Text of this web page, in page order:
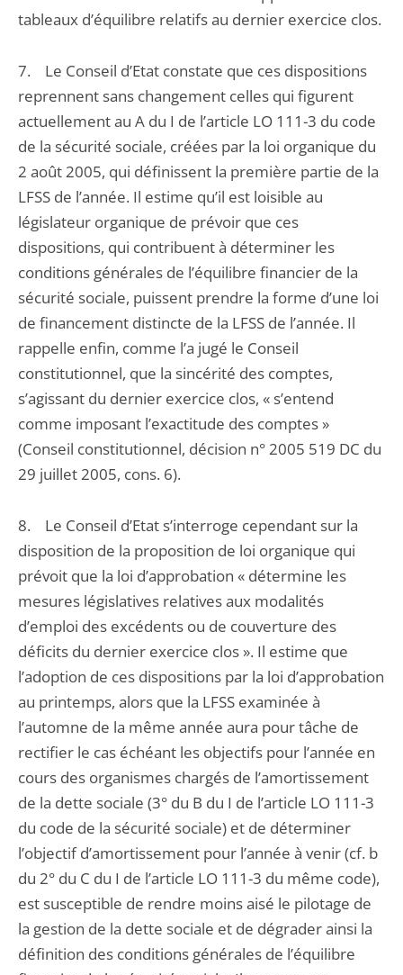
tableaux d’équilibre relatifs au dernier exercice clos.
7. Le Conseil d’Etat constate que ces dispositions
reprennent sans changement celles qui figurent
actuellement au A du I de l’article LO 111-3 du code
de la sécurité sociale, créées par la loi organique du
2 août 2005, qui définissent la première partie de la
LFSS de l’année. Il estime qu’il est loisible au
législateur organique de prévoir que ces
dispositions, qui contribuent à déterminer les
conditions générales de l’équilibre financier de la
sécurité sociale, puissent prendre la forme d’une loi
de financement distincte de la LFSS de l’année. Il
rappelle enfin, comme l’a jugé le Conseil
constitutionnel, que la sincérité des comptes,
s’agissant du dernier exercice clos, « s’entend
comme imposant l’exactitude des comptes »
(Conseil constitutionnel, décision n° 2005 519 DC du
29 juillet 2005, cons. 6).
8. Le Conseil d’Etat s’interroge cependant sur la
disposition de la proposition de loi organique qui
prévoit que la loi d’approbation « détermine les
mesures législatives relatives aux modalités
d’emploi des excédents ou de couverture des
déficits du dernier exercice clos ». Il estime que
l’adoption de ces dispositions par la loi d’approbation
au printemps, alors que la LFSS examinée à
l’automne de la même année aura pour tâche de
rectifier le cas échéant les objectifs pour l’année en
cours des organismes chargés de l’amortissement
de la dette sociale (3° du B du I de l’article LO 111-3
du code de la sécurité sociale) et de déterminer
l’objectif d’amortissement pour l’année à venir (cf. b
du 2° du C du I de l’article LO 111-3 du même code),
est susceptible de rendre moins aisé le pilotage de
la gestion de la dette sociale et de dégrader ainsi la
définition des conditions générales de l’équilibre